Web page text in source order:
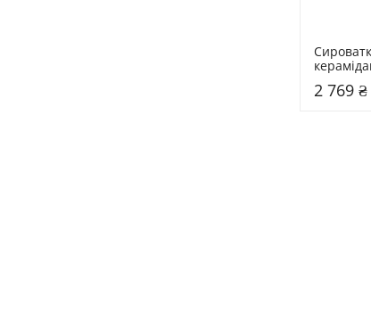
2 769 ₴